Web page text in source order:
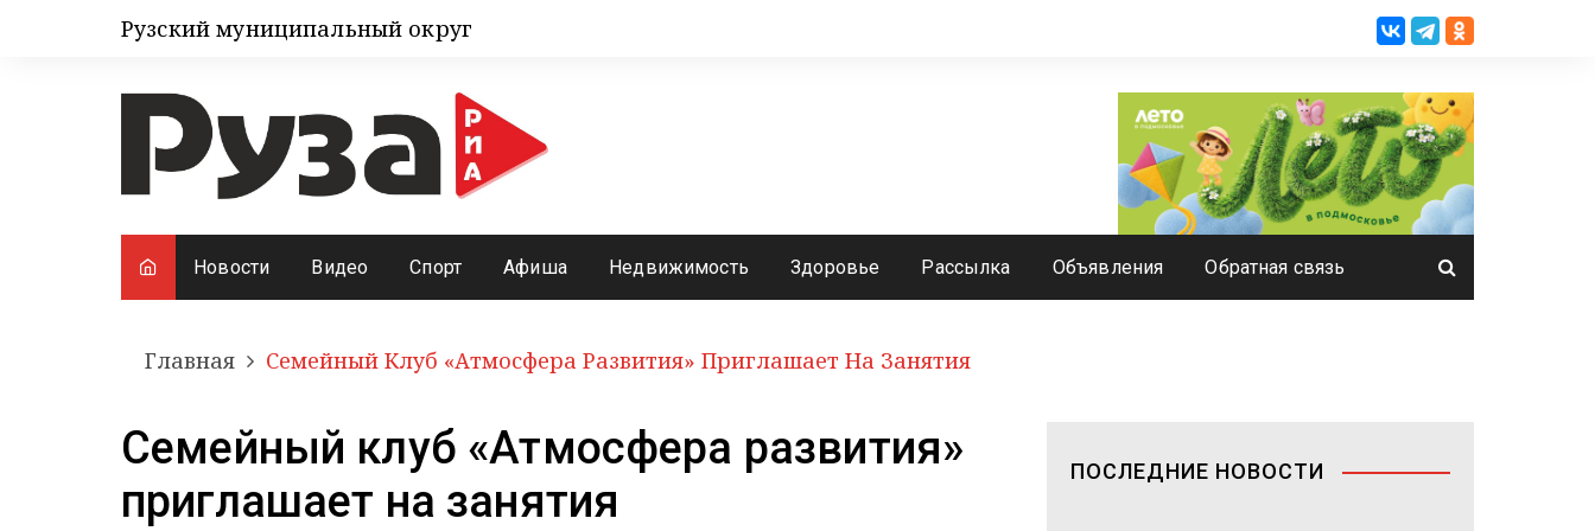
Рузский муниципальный округ
Новости Видео Спорт Афиша Недвижимость Здоровье Рассылка Объявления Обратная связь
Главная Семейный Клуб «Атмосфера Развития» Приглашает На Занятия
Семейный клуб «Атмосфера развития»
приглашает на занятия
ПОСЛЕДНИЕ НОВОСТИ